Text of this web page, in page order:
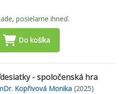
posielame ihneď.
Do košíka
- spoločenská hra
Kopřivová Monika (2025)